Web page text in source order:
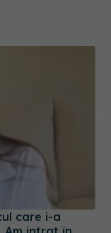
care i-a
intrat în